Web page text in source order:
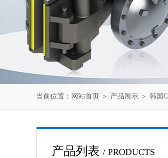
当前位置： 网站首页 ＞ 产品展示 ＞ 韩国
产品列表 / PRODUCTS